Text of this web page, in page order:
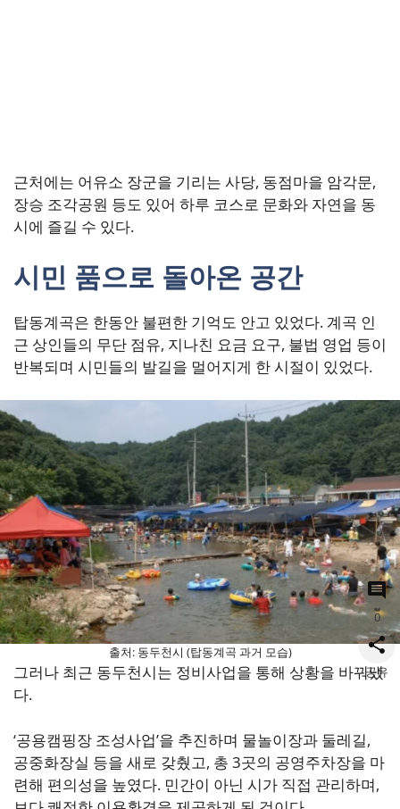
근처에는 어유소 장군을 기리는 사당, 동점마을 암각문,
장승 조각공원 등도 있어 하루 코스로 문화와 자연을 동
시에 즐길 수 있다.
시민 품으로 돌아온 공간
탑동계곡은 한동안 불편한 기억도 안고 있었다. 계곡 인
근 상인들의 무단 점유, 지나친 요금 요구, 불법 영업 등이
반복되며 시민들의 발길을 멀어지게 한 시절이 있었다.
출처: 동두천시 (탑동계곡 과거 모습)
그러나 최근 동두천시는 정비사업을 통해 상황을 바꿔냈
다.
‘공용캠핑장 조성사업’을 추진하며 물놀이장과 둘레길,
공중화장실 등을 새로 갖췄고, 총 3곳의 공영주차장을 마
련해 편의성을 높였다. 민간이 아닌 시가 직접 관리하며,
0
공유